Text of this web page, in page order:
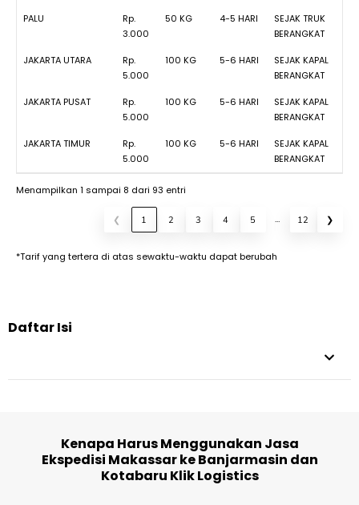
PALU
Rp.
3.000
50 KG 4-5 HARI
SEJAK TRUK
BERANGKAT
JAKARTA UTARA
Rp.
5.000
100 KG 5-6 HARI
SEJAK KAPAL
BERANGKAT
JAKARTA PUSAT
Rp.
5.000
100 KG 5-6 HARI
SEJAK KAPAL
BERANGKAT
JAKARTA TIMUR
Rp.
5.000
100 KG 5-6 HARI
SEJAK KAPAL
BERANGKAT
Menampilkan 1 sampai 8 dari 93 entri
❮ 1 2 3 4 5 … 12 ❯
*Tarif yang tertera di atas sewaktu-waktu dapat berubah
Daftar Isi
Kenapa Harus Menggunakan Jasa
Ekspedisi Makassar ke Banjarmasin dan
Kotabaru Klik Logistics